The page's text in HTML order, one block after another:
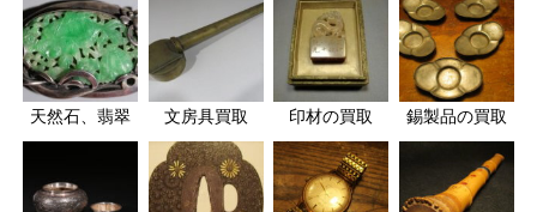
天然石、翡翠 文房具買取 印材の買取 錫製品の買取